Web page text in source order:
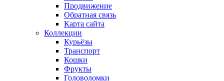
Продвижение
Обратная связь
Карта сайта
Коллекции
Курьёзы
Транспорт
Кошки
Фрукты
Головоломки